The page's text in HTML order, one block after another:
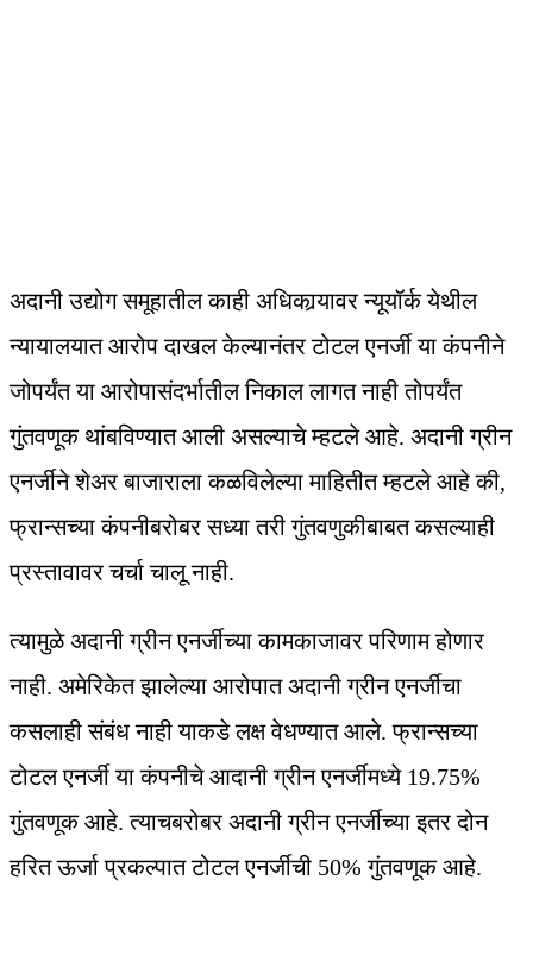
अदानी उद्योग समूहातील काही अधिकार्‍यावर न्यूयॉर्क येथील
न्यायालयात आरोप दाखल केल्यानंतर टोटल एनर्जी या कंपनीने
जोपर्यंत या आरोपासंदर्भातील निकाल लागत नाही तोपर्यंत
गुंतवणूक थांबविण्यात आली असल्याचे म्हटले आहे. अदानी ग्रीन
एनर्जीने शेअर बाजाराला कळविलेल्या माहितीत म्हटले आहे की,
फ्रान्सच्या कंपनीबरोबर सध्या तरी गुंतवणुकीबाबत कसल्याही
प्रस्तावावर चर्चा चालू नाही.
त्यामुळे अदानी ग्रीन एनर्जीच्या कामकाजावर परिणाम होणार
नाही. अमेरिकेत झालेल्या आरोपात अदानी ग्रीन एनर्जीचा
कसलाही संबंध नाही याकडे लक्ष वेधण्यात आले. फ्रान्सच्या
टोटल एनर्जी या कंपनीचे आदानी ग्रीन एनर्जीमध्ये 19.75%
गुंतवणूक आहे. त्याचबरोबर अदानी ग्रीन एनर्जीच्या इतर दोन
हरित ऊर्जा प्रकल्पात टोटल एनर्जीची 50% गुंतवणूक आहे.